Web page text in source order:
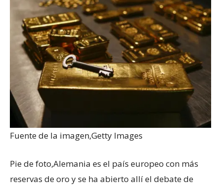
Fuente de la imagen,Getty Images
Pie de foto,Alemania es el país europeo con más
reservas de oro y se ha abierto allí el debate de